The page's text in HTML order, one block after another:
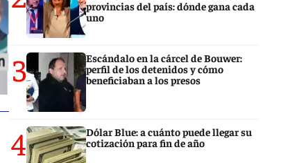
provincias del país: dónde gana cada
uno
3
Escándalo en la cárcel de Bouwer:
perfil de los detenidos y cómo
beneficiaban a los presos
4
Dólar Blue: a cuánto puede llegar su
cotización para fin de año